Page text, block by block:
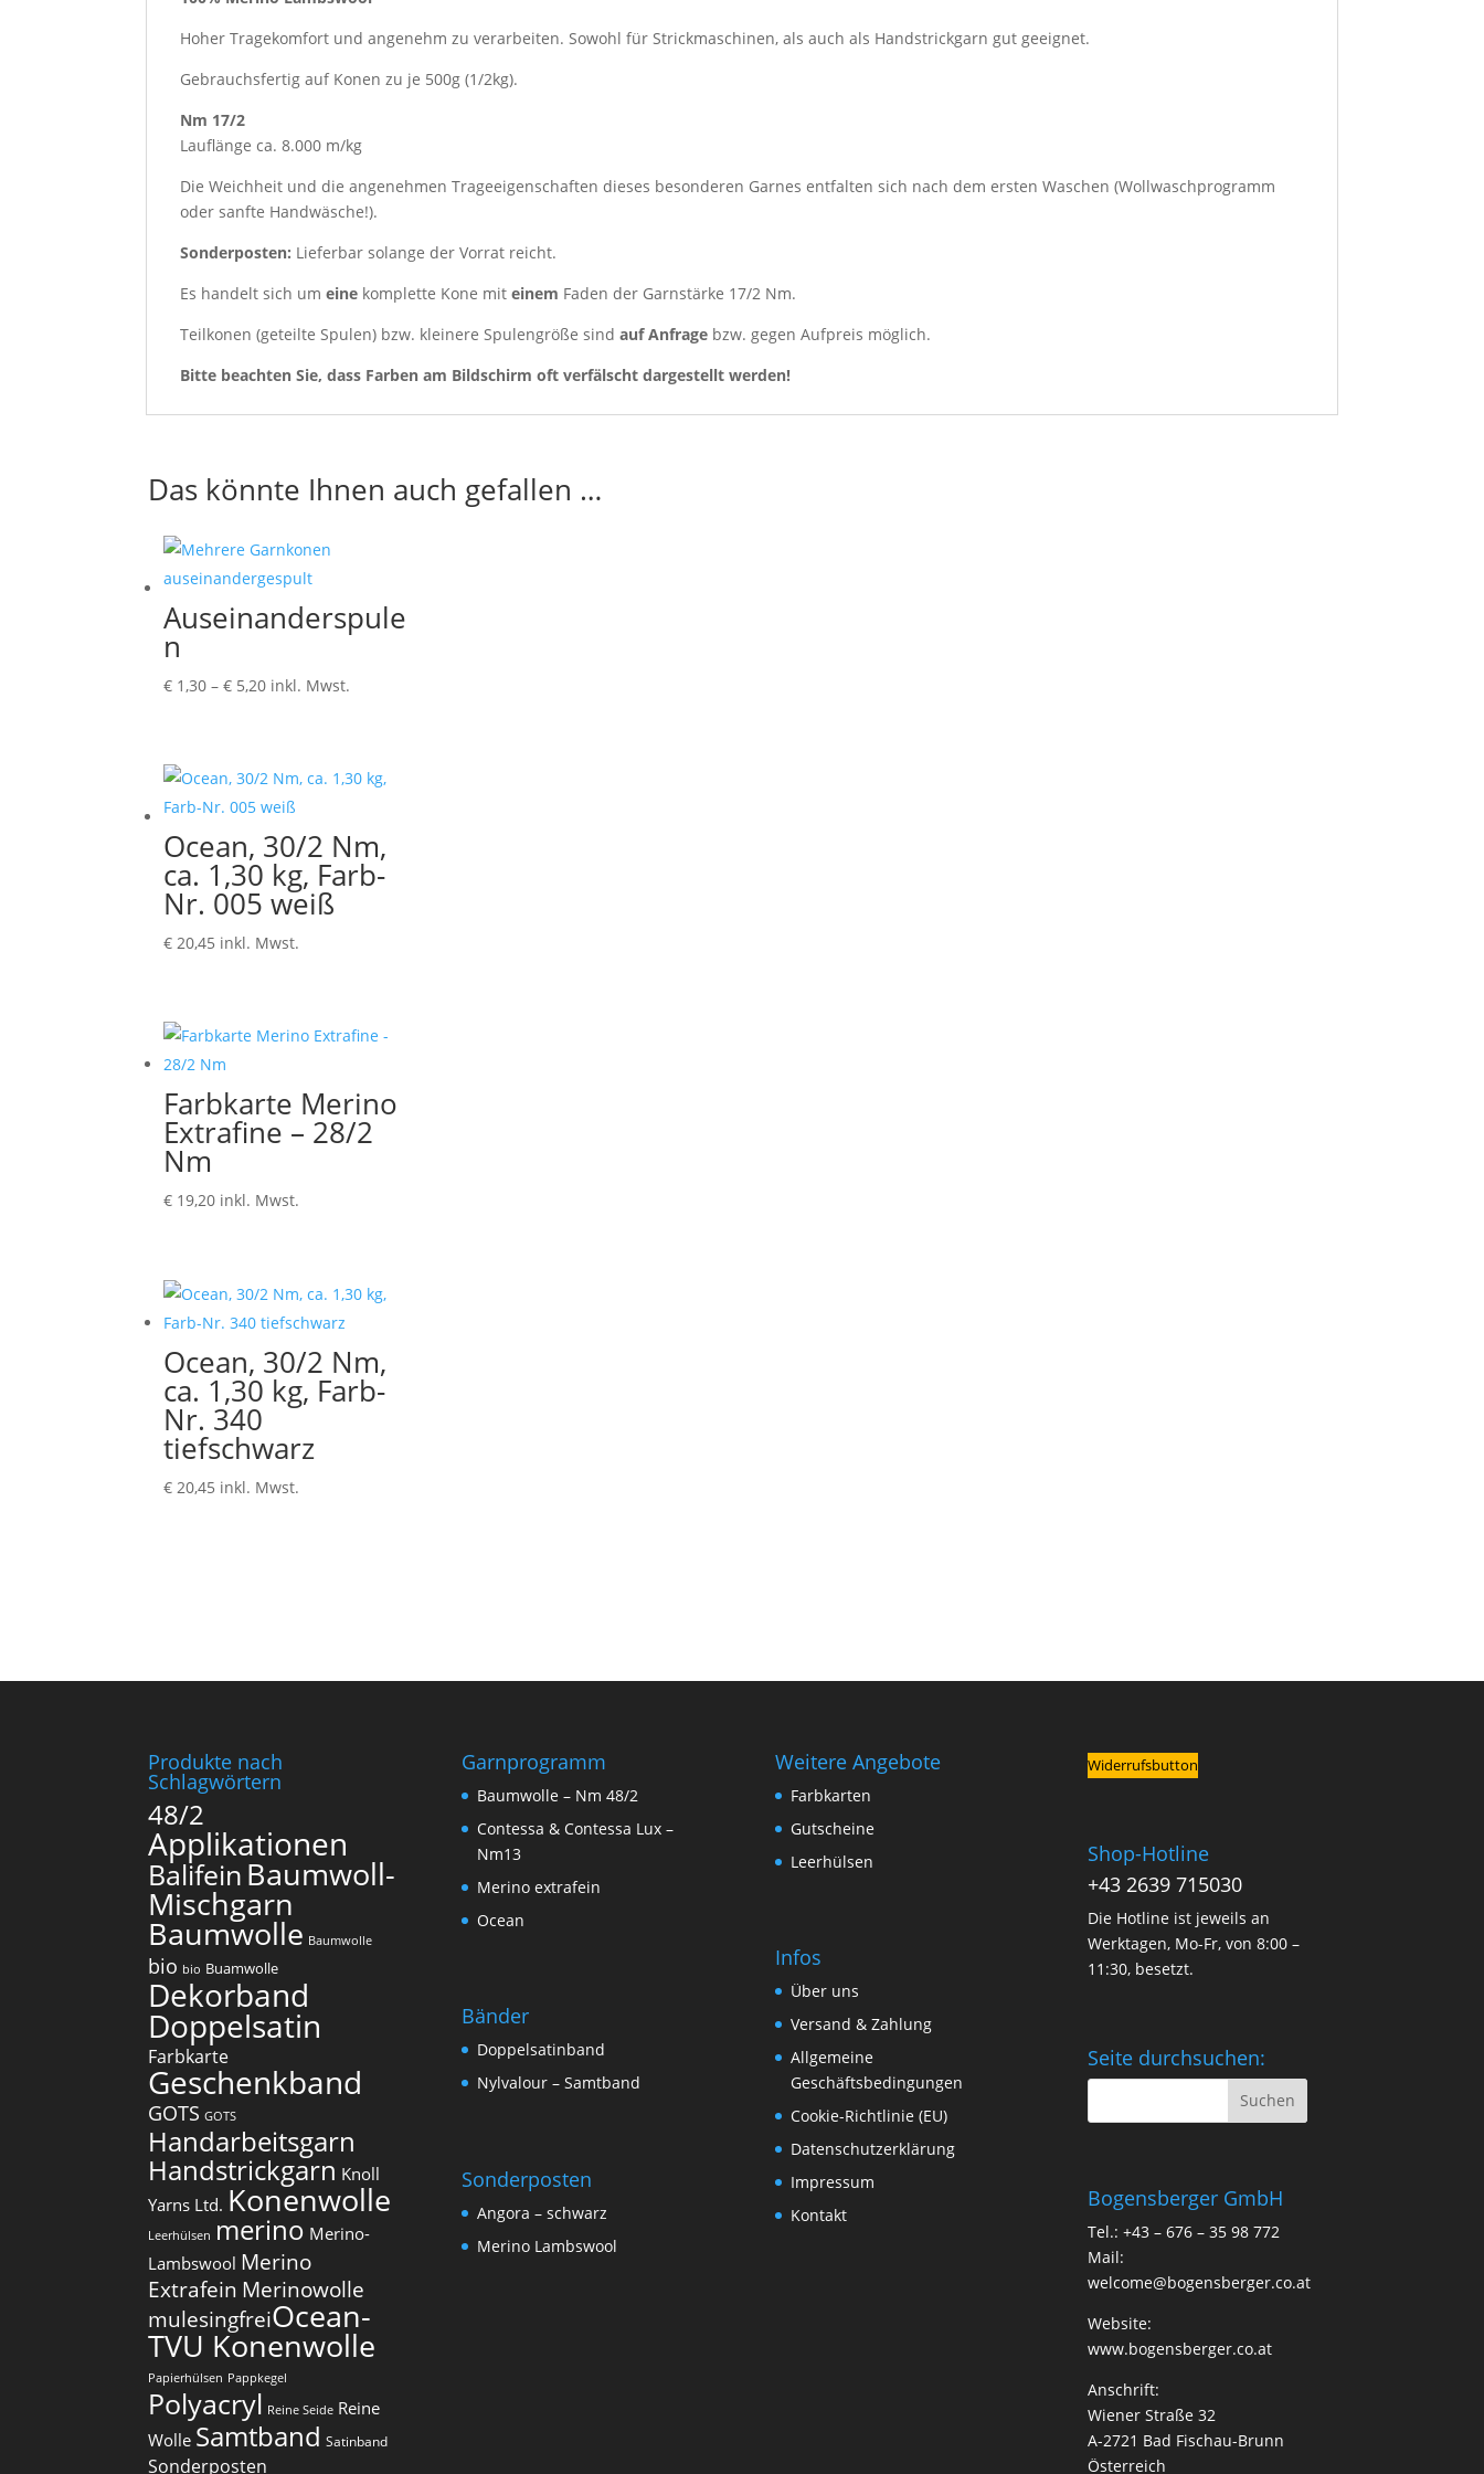
Hoher Tragekomfort und angenehm zu verarbeiten. Sowohl für Strickmaschinen, als auch als Handstrickgarn gut geeignet.
Gebrauchsfertig auf Konen zu je 500g (1/2kg).
Nm 17/2
Lauflänge ca. 8.000 m/kg
Die Weichheit und die angenehmen Trageeigenschaften dieses besonderen Garnes entfalten sich nach dem ersten Waschen (Wollwaschprogramm
oder sanfte Handwäsche!).
Sonderposten: Lieferbar solange der Vorrat reicht.
Es handelt sich um eine komplette Kone mit einem Faden der Garnstärke 17/2 Nm.
Teilkonen (geteilte Spulen) bzw. kleinere Spulengröße sind auf Anfrage bzw. gegen Aufpreis möglich.
Bitte beachten Sie, dass Farben am Bildschirm oft verfälscht dargestellt werden!
Das könnte Ihnen auch gefallen …
Auseinanderspule
n
€ 1,30 –€ 5,20Preisspanne:
€ 5,20
inkl. Mwst.
Ocean, 30/2 Nm,
ca. 1,30 kg, Farb-
Nr. 005 weiß
€ 20,45 inkl. Mwst.
Farbkarte Merino
Extrafine – 28/2
Nm
€ 19,20 inkl. Mwst.
Ocean, 30/2 Nm,
ca. 1,30 kg, Farb-
Nr. 340
tiefschwarz
€ 20,45 inkl. Mwst.
Produkte nach
Schlagwörtern
48/2
Applikationen
Balifein Baumwoll-
Mischgarn
Baumwolle Baumwolle
bio bio Buamwolle
Dekorband
Doppelsatin
Farbkarte
Geschenkband
GOTS GOTS
Handarbeitsgarn
Handstrickgarn Knoll
Yarns Ltd. Konenwolle
Leerhülsen merino Merino-
Lambswool Merino
Extrafein Merinowolle
mulesingfrei​Ocean-
TVU Konenwolle
Papierhülsen Pappkegel
Polyacryl Reine Seide Reine
Wolle Samtband Satinband
Sonderposten
Garnprogramm
Baumwolle – Nm 48/2
Contessa & Contessa Lux –
Nm13
Merino extrafein
Ocean
Bänder
Doppelsatinband
Nylvalour – Samtband
Sonderposten
Angora – schwarz
Merino Lambswool
Weitere Angebote
Farbkarten
Gutscheine
Leerhülsen
Infos
Über uns
Versand & Zahlung
Allgemeine
Geschäftsbedingungen
Cookie-Richtlinie (EU)
Datenschutzerklärung
Impressum
Kontakt
Widerrufsbutton
Shop-Hotline
+43 2639 715030
Die Hotline ist jeweils an
Werktagen, Mo-Fr, von 8:00 –
11:30, besetzt.
Seite durchsuchen:
Bogensberger GmbH
Tel.: +43 – 676 – 35 98 772
Mail:
welcome@bogensberger.co.at
Website:
www.bogensberger.co.at
Anschrift:
Wiener Straße 32
A-2721 Bad Fischau-Brunn
Österreich